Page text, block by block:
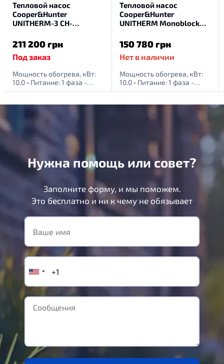
Тепловой насос
Cooper&Hunter
UNITHERM-3 CH-
211 200 грн
Под заказ
Мощность обогрева, кВт:
10.0 • Питание: 1 фаза -
220Вт
Тепловой насос
Cooper&Hunter
UNITHERM Monoblock
150 780 грн
Нет в наличии
Мощность обогрева, кВт:
10.0 • Питание: 1 фаза -
220Вт
Нужна помощь или совет?
Заполните форму, и мы поможем.
Это бесплатно и ни к чему не обязывает